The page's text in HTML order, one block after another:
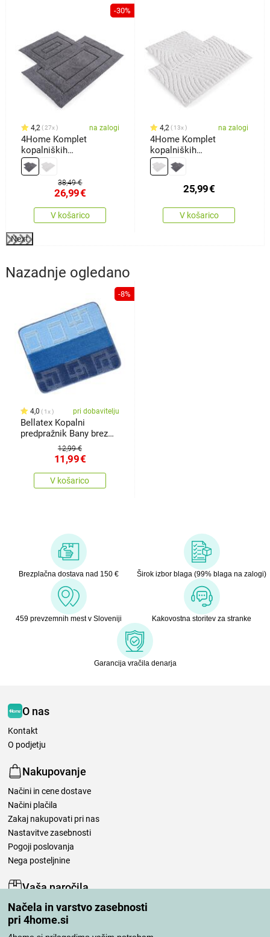
Načela in varstvo zasebnosti
pri 4home.si
-30%
4,2 27x na zalogi
4Home Komplet
kopalniških
predpražnikov Retta, 50x
60 cm, 60 x 100 cm
38,49 €
26,99€
V košarico
4,2 13x na zalogi
4Home Komplet
kopalniških
predpražnikov Welle,
50x 60 cm, 60 x 100 cm
25,99€
V košarico
Next
Nazadnje ogledano
-8%
4,0 1x pri dobavitelju
Bellatex Kopalni
predpražnik Bany brez
izrezaKostka modra, 60
12,99 €
11,99€
V košarico
Brezplačna dostava nad 150 € Širok izbor blaga (99% blaga na zalogi)
459 prevzemnih mest v Sloveniji Kakovostna storitev za stranke
Garancija vračila denarja
O nas
Kontakt
O podjetju
Nakupovanje
Načini in cene dostave
Načini plačila
Zakaj nakupovati pri nas
Nastavitve zasebnosti
Pogoji poslovanja
Nega posteljnine
Vaša naročila
Moj račun
Pregled naročil
Reklamacija